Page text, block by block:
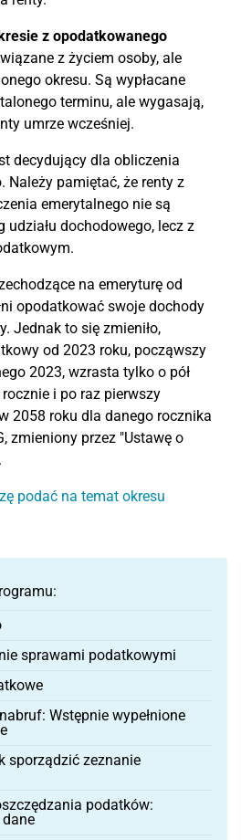
z opodatkowanego
z życiem osoby, ale
okresu. Są wypłacane
terminu, ale wygasają,
umrze wcześniej.
decydujący dla obliczenia
Należy pamiętać, że renty z
emerytalnego nie są
udziału dochodowego, lecz z
na emeryturę od
opodatkować swoje dochody
Jednak to się zmieniło,
od 2023 roku, począwszy
2023, wzrasta tylko o pół
i po raz pierwszy
2058 roku dla danego rocznika
zmieniony przez "Ustawę o
podać na temat okresu
sprawami podatkowymi
Wstępnie wypełnione
sporządzić zeznanie
podatków: